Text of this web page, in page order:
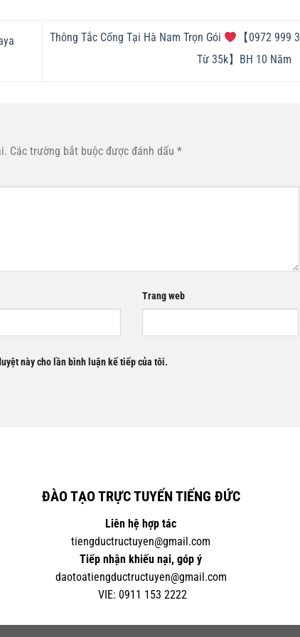
Thông Tắc Cống Tại Hà Nam Trọn Gói
【0972 999
Từ 35k】BH 10 Năm
Các trường bắt buộc được đánh dấu *
Trang web
này cho lần bình luận kế tiếp của tôi.
ĐÀO TẠO TRỰC TUYẾN TIẾNG ĐỨC
Liên hệ hợp tác
tiengductructuyen@gmail.com
Tiếp nhận khiếu nại, góp ý
daotoatiengductructuyen@gmail.com
VIE: 0911 153 2222